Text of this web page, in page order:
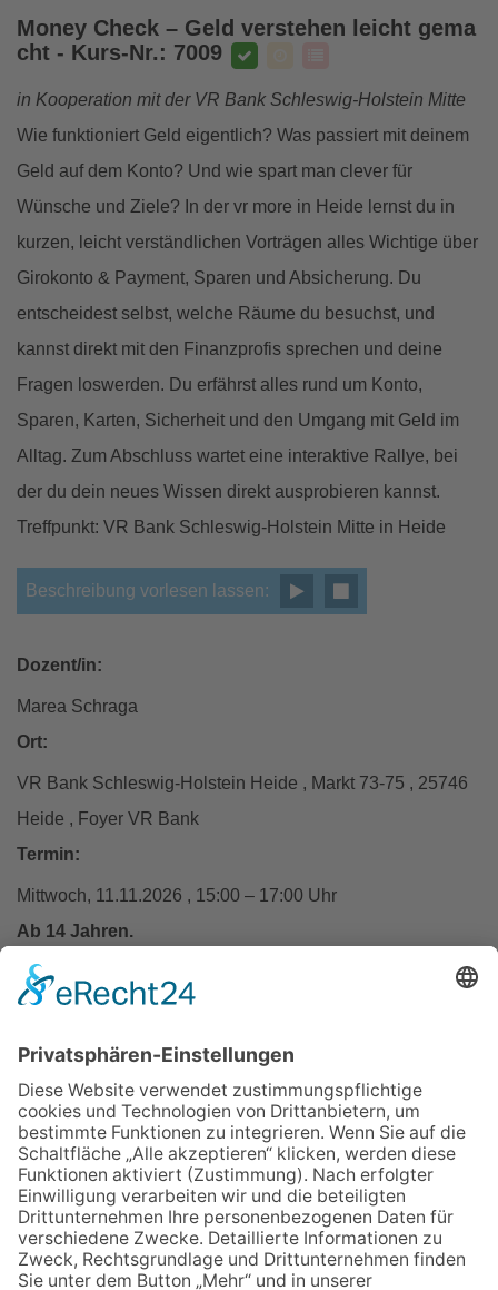
Money Check – Geld verstehen leicht gema
cht - Kurs-Nr.: 7009
in Kooperation mit der VR Bank Schleswig-Holstein Mitte
Wie funktioniert Geld eigentlich? Was passiert mit deinem
Geld auf dem Konto? Und wie spart man clever für
Wünsche und Ziele? In der vr more in Heide lernst du in
kurzen, leicht verständlichen Vorträgen alles Wichtige über
Girokonto & Payment, Sparen und Absicherung. Du
entscheidest selbst, welche Räume du besuchst, und
kannst direkt mit den Finanzprofis sprechen und deine
Fragen loswerden. Du erfährst alles rund um Konto,
Sparen, Karten, Sicherheit und den Umgang mit Geld im
Alltag. Zum Abschluss wartet eine interaktive Rallye, bei
der du dein neues Wissen direkt ausprobieren kannst.
Treffpunkt: VR Bank Schleswig-Holstein Mitte in Heide
Beschreibung vorlesen lassen:
Dozent/in:
Marea Schraga
Ort:
VR Bank Schleswig-Holstein Heide , Markt 73-75 , 25746
Heide , Foyer VR Bank
Termin:
Mittwoch, 11.11.2026 , 15:00 – 17:00 Uhr
Ab 14 Jahren.
Zurück